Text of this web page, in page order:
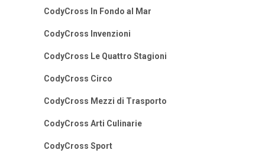
CodyCross In Fondo al Mar
CodyCross Invenzioni
CodyCross Le Quattro Stagioni
CodyCross Circo
CodyCross Mezzi di Trasporto
CodyCross Arti Culinarie
CodyCross Sport